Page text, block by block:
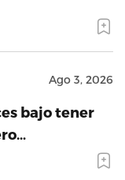
Ago 3, 2026
bajo tener